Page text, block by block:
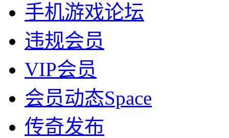
手机游戏论坛
违规会员
VIP会员
会员动态Space
传奇发布